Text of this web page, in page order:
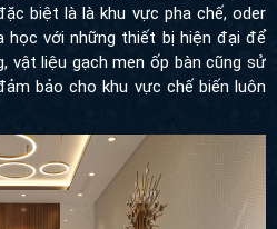
biệt là là khu vực pha chế, oder
học với những thiết bị hiện đại để
vật liệu gạch men ốp bàn cũng sử
bảo cho khu vực chế biến luôn